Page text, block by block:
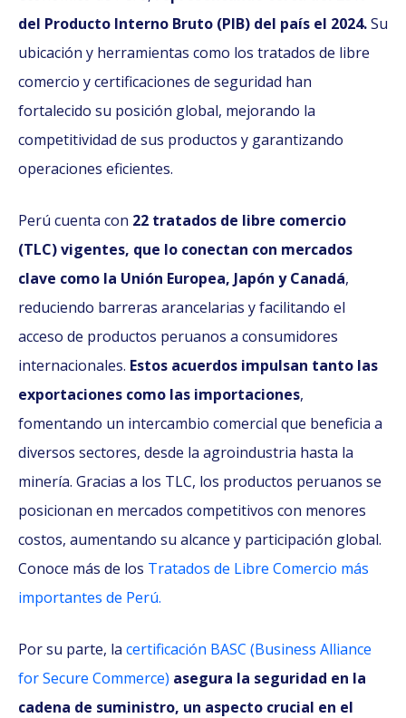
del Producto Interno Bruto (PIB) del país el 2024.Su
ubicación y herramientas como los tratados de libre
comercio y certificaciones de seguridad han
fortalecido su posición global, mejorando la
competitividad de sus productos y garantizando
operaciones eficientes.
Perú cuenta con 22 tratados de libre comercio
(TLC) vigentes, que lo conectan con mercados
clave como la Unión Europea, Japón y Canadá,
reduciendo barreras arancelarias y facilitando el
acceso de productos peruanos a consumidores
internacionales. Estos acuerdos impulsan tanto las
exportaciones como las importaciones,
fomentando un intercambio comercial que beneficia a
diversos sectores, desde la agroindustria hasta la
minería. Gracias a los TLC, los productos peruanos se
posicionan en mercados competitivos con menores
costos, aumentando su alcance y participación global.
Conoce más de los Tratados de Libre Comercio más
importantes de Perú.
Por su parte, la certificación BASC (Business Alliance
for Secure Commerce) asegura la seguridad en la
cadena de suministro, un aspecto crucial en el